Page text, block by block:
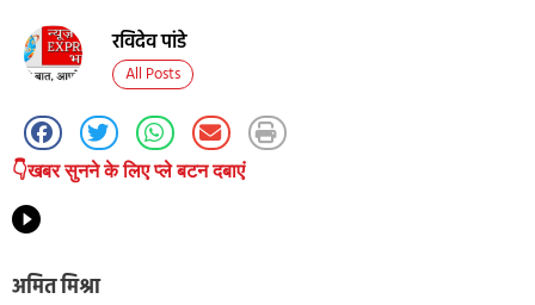
रविदेव पांडे
All Posts
👇खबर सुनने के लिए प्ले बटन दबाएं
अमित मिश्रा